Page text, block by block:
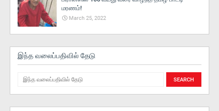
மரணம்!
March 25, 2022
இந்த வலைப்பதிவில் தேடு